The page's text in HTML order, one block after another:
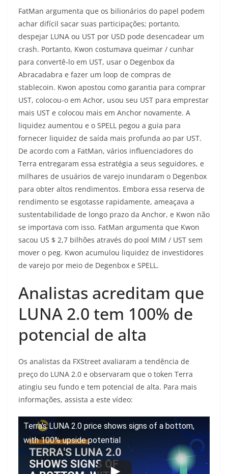
FatMan argumenta que os bilionários do papel podem
achar difícil sacar suas participações; portanto,
despejar LUNA ou UST por USD pode desencadear um
crash. Portanto, Kwon costumava queimar / cunhar
para convertê-lo em UST, usar o Degenbox da
Abracadabra e fazer um loop de compras de
stablecoin. Kwon apostou como garantia para comprar
UST, colocou-o em Achor, usou seu UST para emprestar
mais UST e colocou mais em Anchor novamente. A
liquidez aumentou e o SPELL pegou a guia para
fornecer liquidez de saída mais profunda ao par UST.
De acordo com a FatMan, vários influenciadores do
Terra entregaram essa estratégia a seus seguidores, e
milhares de usuários de varejo inundaram o Degenbox
para obter altos rendimentos. Embora essa reserva de
rendimento se esgotasse rapidamente, ameaçava a
sustentabilidade de longo prazo da Anchor, e Kwon não
se importava com isso. FatMan argumenta que Kwon
sacou US $ 2,7 bilhões através do pool MIM / UST sem
mover o peg. Kwon acumulou liquidez de investidores
de varejo por meio de Degenbox e SPELL.
Analistas acreditam que
LUNA 2.0 tem 100% de
potencial de alta
Os analistas da FXStreet avaliaram a tendência de
preço do LUNA 2.0 e observaram que o token Terra
atingiu seu fundo e tem potencial de alta. Para mais
informações, assista a este vídeo:
Terra's LUNA 2.0 price shows signs of a bottom,
with 100% upside potential